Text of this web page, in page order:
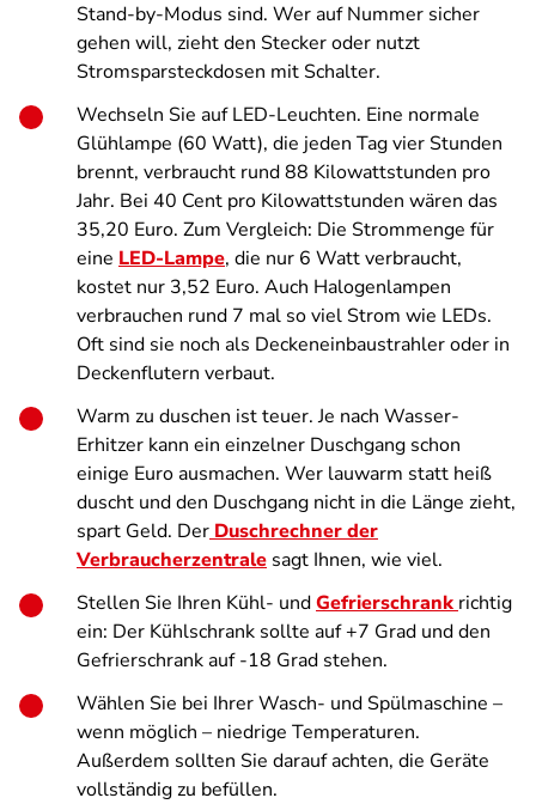
Stand-by-Modus sind. Wer auf Nummer sicher
gehen will, zieht den Stecker oder nutzt
Stromsparsteckdosen mit Schalter.
Wechseln Sie auf LED-Leuchten. Eine normale
Glühlampe (60 Watt), die jeden Tag vier Stunden
brennt, verbraucht rund 88 Kilowattstunden pro
Jahr. Bei 40 Cent pro Kilowattstunden wären das
35,20 Euro. Zum Vergleich: Die Strommenge für
eine LED-Lampe, die nur 6 Watt verbraucht,
kostet nur 3,52 Euro. Auch Halogenlampen
verbrauchen rund 7 mal so viel Strom wie LEDs.
Oft sind sie noch als Deckeneinbaustrahler oder in
Deckenflutern verbaut.
Warm zu duschen ist teuer. Je nach Wasser-
Erhitzer kann ein einzelner Duschgang schon
einige Euro ausmachen. Wer lauwarm statt heiß
duscht und den Duschgang nicht in die Länge zieht,
spart Geld. Der Duschrechner der
Verbraucherzentrale sagt Ihnen, wie viel.
Stellen Sie Ihren Kühl- undGefrierschrank richtig
ein: Der Kühlschrank sollte auf +7 Grad und den
Gefrierschrank auf -18 Grad stehen.
Wählen Sie bei Ihrer Wasch- und Spülmaschine –
wenn möglich – niedrige Temperaturen.
Außerdem sollten Sie darauf achten, die Geräte
vollständig zu befüllen.